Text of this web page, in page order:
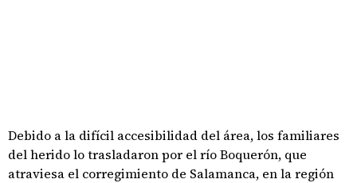
Debido a la difícil accesibilidad del área, los familiares
del herido lo trasladaron por el río Boquerón, que
atraviesa el corregimiento de Salamanca, en la región